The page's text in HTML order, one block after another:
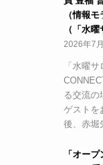
（情報
（「水
2026年7
「水曜
る交流の
ゲストを
後、赤
「オー